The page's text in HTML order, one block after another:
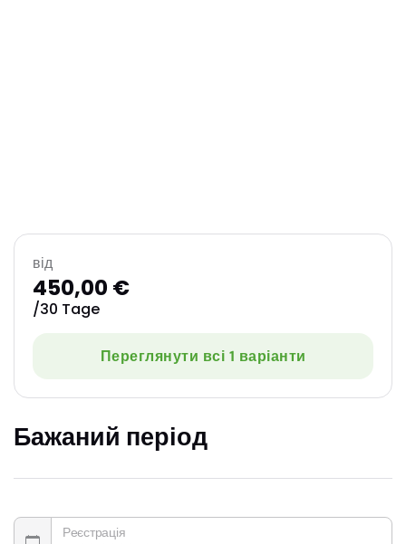
Бажаний період
Реєстрація
від
450,00 €
/30 Tage
Переглянути всі 1 варіанти